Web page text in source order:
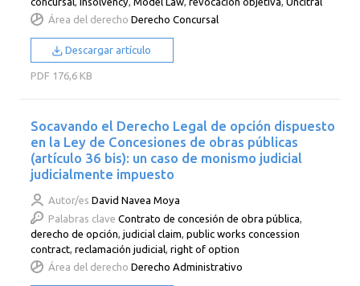
Área del derecho Derecho Concursal
Descargar artículo
PDF 176,6 KB
Socavando el Derecho Legal de opción dispuesto
en la Ley de Concesiones de obras públicas
(artículo 36 bis): un caso de monismo judicial
judicialmente impuesto
Autor/es David Navea Moya
Palabras clave Contrato de concesión de obra pública
derecho de opción ,judicial claim ,public works concession
contract ,reclamación judicial ,right of option
Área del derecho Derecho Administrativo